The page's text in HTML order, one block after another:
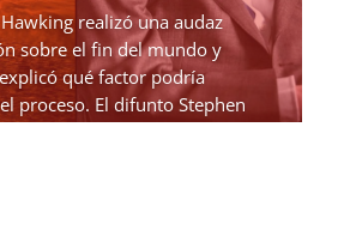
realizó una audaz
sobre el fin del mundo y
qué factor podría
proceso. El difunto Stephen